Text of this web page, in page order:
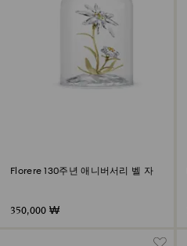
Florere 130주년 애니버서리 벨 자
350,000 ₩